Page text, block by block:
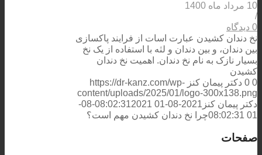
10 مرداد ماه 1400
/
0 دیدگاه
نخ دندان کشیدن عبارت اسات از فرایند پاکسازی
بین دندان، و بین دندان و لثه با استفاده از یک نخ
بسیار نازک به نام نخ دندان. اهمیت نخ دندان
کشیدن
0
0 دکتر پیمان کنز https://dr-kanz.com/wp-
content/uploads/2025/01/logo-300x138.png
دکتر پیمان کنز 2021-08-01 08:02:31
2021-08-
01 08:02:31
چرا نخ دندان کشیدن مهم است؟
صفحات